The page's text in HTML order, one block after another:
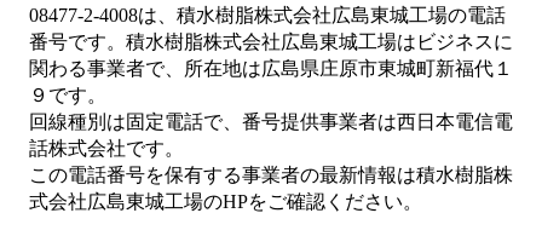
08477-2-4008は、 積水樹脂株式会社広島東城工場の電話
番号です。 積水樹脂株式会社広島東城工場は ビジネスに
関わる事業者で、所在地は広島県庄原市東城町新福代１
９ です。
回線種別は固定電話で、番号提供事業者は西日本電信電
話株式会社です。
この電話番号を保有する事業者の最新情報は積水樹脂株
式会社広島東城工場のHPをご確認ください。